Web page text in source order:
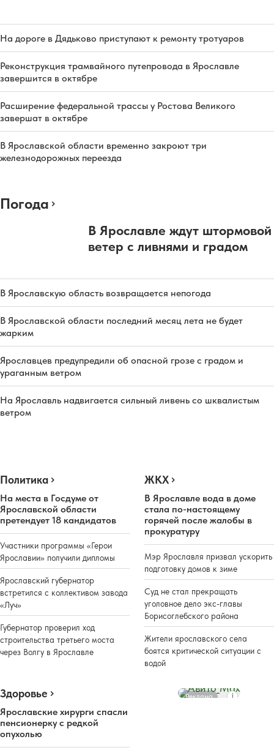
На дороге в Дядьково приступают к ремонту тротуаров
Реконструкция трамвайного путепровода в Ярославле
завершится в октябре
Расширение федеральной трассы у Ростова Великого
завершат в октябре
В Ярославской области временно закроют три
железнодорожных переезда
Погода
В Ярославле ждут штормовой
ветер с ливнями и градом
В Ярославскую область возвращается непогода
В Ярославской области последний месяц лета не будет
жарким
Ярославцев предупредили об опасной грозе с градом и
ураганным ветром
На Ярославль надвигается сильный ливень со шквалистым
ветром
Политика
На места в Госдуме от
Ярославской области
претендует 18 кандидатов
Участники программы «Герои
Ярославии» получили дипломы
Ярославский губернатор
встретился с коллективом завода
«Луч»
Губернатор проверил ход
строительства третьего моста
через Волгу в Ярославле
ЖКХ
В Ярославле вода в доме
стала по-настоящему
горячей после жалобы в
прокуратуру
Мэр Ярославля призвал ускорить
подготовку домов к зиме
Суд не стал прекращать
уголовное дело экс-главы
Борисоглебского района
Жители ярославского села
боятся критической ситуации с
водой
Здоровье
Ярославские хирурги спасли
пенсионерку с редкой
опухолью
Реклама